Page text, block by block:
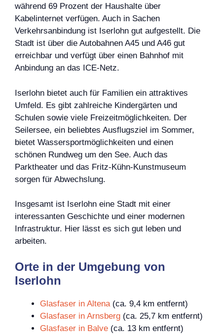
während 69 Prozent der Haushalte über
Kabelinternet verfügen. Auch in Sachen
Verkehrsanbindung ist Iserlohn gut aufgestellt. Die
Stadt ist über die Autobahnen A45 und A46 gut
erreichbar und verfügt über einen Bahnhof mit
Anbindung an das ICE-Netz.
Iserlohn bietet auch für Familien ein attraktives
Umfeld. Es gibt zahlreiche Kindergärten und
Schulen sowie viele Freizeitmöglichkeiten. Der
Seilersee, ein beliebtes Ausflugsziel im Sommer,
bietet Wassersportmöglichkeiten und einen
schönen Rundweg um den See. Auch das
Parktheater und das Fritz-Kühn-Kunstmuseum
sorgen für Abwechslung.
Insgesamt ist Iserlohn eine Stadt mit einer
interessanten Geschichte und einer modernen
Infrastruktur. Hier lässt es sich gut leben und
arbeiten.
Orte in der Umgebung von
Iserlohn
Glasfaser in Altena(ca. 9,4 km entfernt)
Glasfaser in Arnsberg (ca. 25,7 km entfernt)
Glasfaser in Balve (ca. 13 km entfernt)